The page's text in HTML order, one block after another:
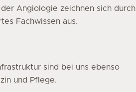
Angiologie zeichnen sich durch
Fachwissen aus.
sind bei uns ebenso
und Pflege.